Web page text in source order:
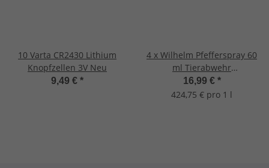
10 Varta CR2430 Lithium
Knopfzellen 3V Neu
9,49 € *
4 x Wilhelm Pfefferspray 60
ml Tierabwehr
Selbstverteidigung CS KO
JET
16,99 € *
424,75 € pro 1 l